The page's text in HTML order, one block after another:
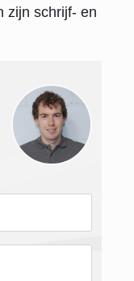
zijn schrijf- en